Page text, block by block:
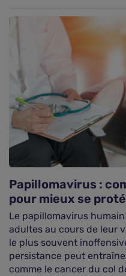
Papillomavirus :
pour mieux se
Le papillomavirus
adultes au cours de leur
le plus souvent
persistance peut
comme le cancer du col